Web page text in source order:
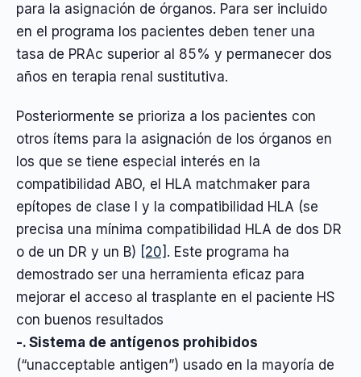
para la asignación de órganos. Para ser incluido
en el programa los pacientes deben tener una
tasa de PRAc superior al 85% y permanecer dos
años en terapia renal sustitutiva.
Posteriormente se prioriza a los pacientes con
otros ítems para la asignación de los órganos en
los que se tiene especial interés en la
compatibilidad ABO, el HLA matchmaker para
epítopes de clase I y la compatibilidad HLA (se
precisa una mínima compatibilidad HLA de dos DR
o de un DR y un B) [20] . Este programa ha
demostrado ser una herramienta eficaz para
mejorar el acceso al trasplante en el paciente HS
con buenos resultados
-. Sistema de antígenos prohibidos
(“unacceptable antigen”) usado en la mayoría de